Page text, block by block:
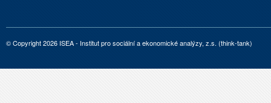
© Copyright 2026 ISEA - Institut pro sociální a ekonomické analýzy, z.s. (think-tank)